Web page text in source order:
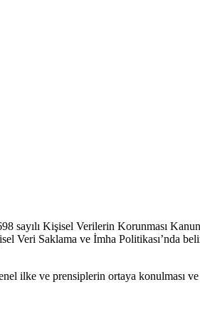
sayılı Kişisel Verilerin Korunması
Veri Saklama ve İmha Politikası’nda
ilke ve prensiplerin ortaya konulması